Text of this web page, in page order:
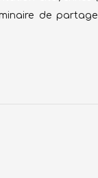
de